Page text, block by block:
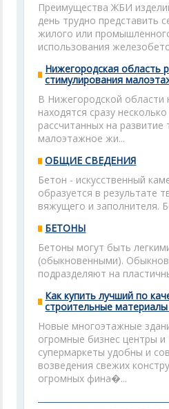
Преимущества ЖБИ
день трудно представить
жилого или
использования
Нижегородская область
стимулирования
В Нижегородской области
находятся сразу
рассчитанных на развитие
малоэтажное жи...
ОБЩИЕ СВЕДЕНИЯ
Бетон - искусственный
образуется в результате
вяжущего и заполнителя.
БЕТОНЫ
Бетоны могут быть
(обыкновенными).
подразделяют на
Как купить лучший по
строительные
Новые многоэтажные
огромные бизнес центры и
супермаркеты удобны и
возведения свежих
огромных фина�...